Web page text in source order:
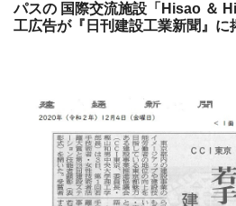
パスの 国際交流施設「Hisao ＆
工広告が『日刊建設工業新聞』に